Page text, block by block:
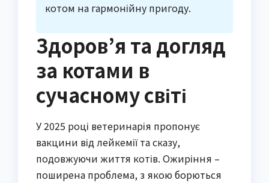
котом на гармонійну пригоду.
Здоров’я та догляд
за котами в
сучасному світі
У 2025 році ветеринарія пропонує
вакцини від лейкемії та сказу,
подовжуючи життя котів. Ожиріння –
поширена проблема, з якою борються